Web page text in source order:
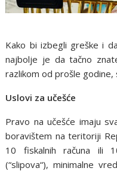
Kako bi izbegli greške i
najbolje je da tačno
razlikom od prošle
Uslovi za učešće
Pravo na učešće imaju
boravištem na teritoriji
10 fiskalnih računa ili
(“slipova“), minimalne